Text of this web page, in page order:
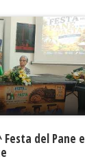
del Pane e